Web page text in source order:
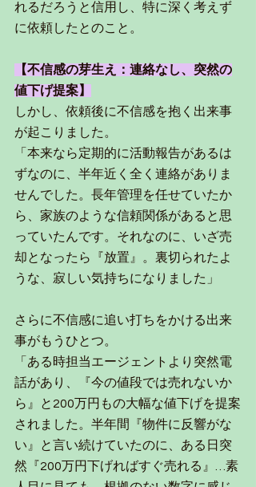
れるだろうと信用し、特に深く考えず
に依頼したとのこと。
【不信感の芽生え：連絡なし、突然の
値下げ提案】
しかし、依頼後に不信感を抱く出来事
が起こりました。
「本来なら定期的に活動報告があるは
ずなのに、半年近く全く連絡がありま
せんでした。長年管理を任せていたか
ら、家族のような信頼関係があると思
っていたんです。それなのに、いざ売
却となったら『放置』。裏切られたよ
うな、寂しい気持ちになりました」
さらに不信感に追い打ちをかける出来
事がもうひとつ。
「ある時担当エージェントより突然電
話があり、『今の値段では売れないか
ら』と200万円もの大幅な値下げを提案
されました。半年間『物件に反響がな
い』と言い続けていたのに、ある日突
然『200万円下げればすぐ売れる』…素